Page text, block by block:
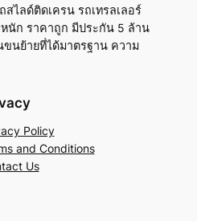
ไลด์ติดเครน รถเทรลเลอร์
หนัก ราคาถูก มีประกัน 5 ล้าน
นย้ายที่ได้มาตรฐาน ความ
Policy
and Conditions
Us